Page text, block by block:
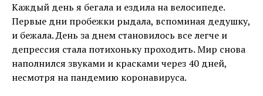
Каждый день я бегала и ездила на велосипеде.
Первые дни пробежки рыдала, вспоминая дедушку,
и бежала. День за днем становилось все легче и
депрессия стала потихоньку проходить. Мир снова
наполнился звуками и красками через 40 дней,
несмотря на пандемию коронавируса.